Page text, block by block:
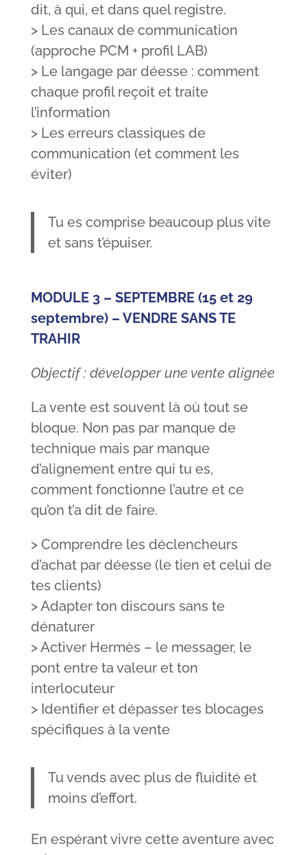
dit, à qui, et dans quel registre.
> Les canaux de communication
(approche PCM + profil LAB)
> Le langage par déesse : comment
chaque profil reçoit et traite
l’information
> Les erreurs classiques de
communication (et comment les
éviter)
Tu es comprise beaucoup plus vite
et sans t’épuiser.
MODULE 3 – SEPTEMBRE (15 et 29
septembre) – VENDRE SANS TE
TRAHIR
Objectif : développer une vente alignée
La vente est souvent là où tout se
bloque. Non pas par manque de
technique mais par manque
d’alignement entre qui tu es,
comment fonctionne l’autre et ce
qu’on t’a dit de faire.
> Comprendre les déclencheurs
d’achat par déesse (le tien et celui de
tes clients)
> Adapter ton discours sans te
dénaturer
> Activer Hermès – le messager, le
pont entre ta valeur et ton
interlocuteur
> Identifier et dépasser tes blocages
spécifiques à la vente
Tu vends avec plus de fluidité et
moins d’effort.
En espérant vivre cette aventure avec